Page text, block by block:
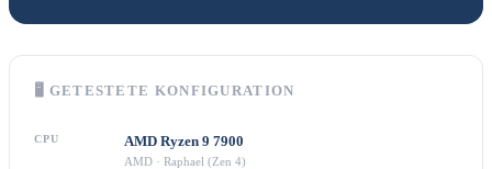
🖥 GETESTETE KONFIGURATION
CPU AMD Ryzen 9 7900
AMD · Raphael (Zen 4)